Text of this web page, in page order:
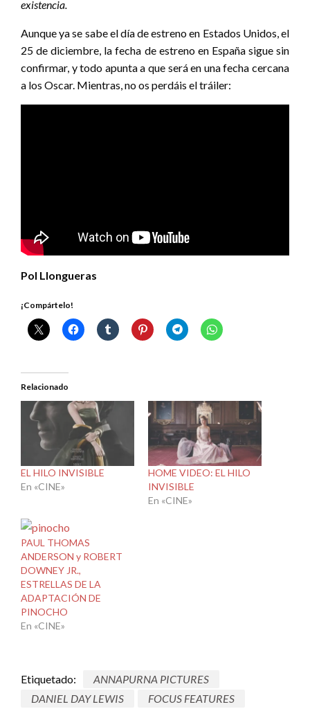
existencia.
Aunque ya se sabe el día de estreno en Estados Unidos, el
25 de diciembre, la fecha de estreno en España sigue sin
confirmar, y todo apunta a que será en una fecha cercana
a los Oscar. Mientras, no os perdáis el tráiler:
Pol Llongueras
¡Compártelo!
Relacionado
EL HILO INVISIBLE
En «CINE»
HOME VIDEO: EL HILO
INVISIBLE
En «CINE»
PAUL THOMAS
ANDERSON y ROBERT
DOWNEY JR.,
ESTRELLAS DE LA
ADAPTACIÓN DE
PINOCHO
En «CINE»
Etiquetado:
ANNAPURNA PICTURES
DANIEL DAY LEWIS
FOCUS FEATURES